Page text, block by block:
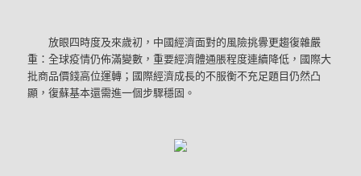
放眼四時度及來歲初，中國經濟面對的風險挑釁更趨復雜嚴
重：全球疫情仍佈滿變數，重要經濟體通脹程度連續降低，國際大
批商品價錢高位運轉；國際經濟成長的不服衡不充足題目仍然凸
顯，復蘇基本還需進一個步驟穩固。